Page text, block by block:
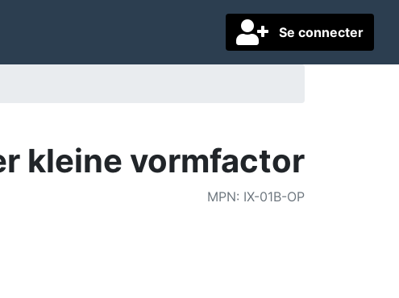
Se connecter
kleine vormfactor
MPN: IX-01B-OP